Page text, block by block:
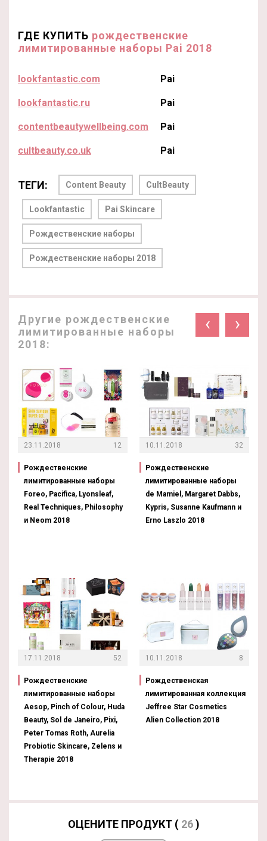
ГДЕ КУПИТЬ рождественские
лимитированные наборы Pai 2018
lookfantastic.com Pai
lookfantastic.ru Pai
contentbeautywellbeing.com Pai
cultbeauty.co.uk Pai
ТЕГИ: Content Beauty CultBeauty
Lookfantastic Pai Skincare
Рождественские наборы
Рождественские наборы 2018
Другие рождественские
лимитированные наборы
2018:
‹ ›
23.11.2018 12
Рождественские
лимитированные наборы
Foreo, Pacifica, Lyonsleaf,
Real Techniques, Philosophy
и Neom 2018
17.11.2018 52
Рождественские
лимитированные наборы
Aesop, Pinch of Colour, Huda
Beauty, Sol de Janeiro, Pixi,
Peter Tomas Roth, Aurelia
Probiotic Skincare, Zelens и
Therapie 2018
10.11.2018 32
Рождественские
лимитированные наборы
de Mamiel, Margaret Dabbs,
Kypris, Susanne Kaufmann и
Erno Laszlo 2018
10.11.2018 8
Рождественская
лимитированная коллекция
Jeffree Star Cosmetics
Alien Collection 2018
ОЦЕНИТЕ ПРОДУКТ ( 26)